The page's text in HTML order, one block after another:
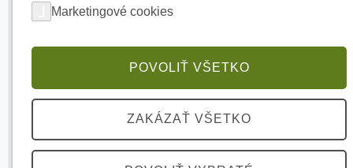
Marketingové cookies
POVOLIŤ VŠETKO
ZAKÁZAŤ VŠETKO